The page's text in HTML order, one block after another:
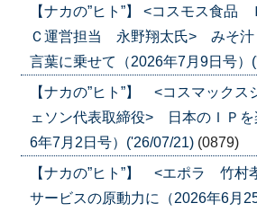
【ナカの”ヒト”】 <コスモス食
Ｃ運営担当 永野翔太氏> みそ汁
言葉に乗せて（2026年7月9日号）
【ナカの”ヒト”】 <コスマック
ェソン代表取締役> 日本のＩＰを
6年7月2日号）('26/07/21) (0879)
【ナカの”ヒト”】 <エポラ 竹
サービスの原動力に（2026年6月